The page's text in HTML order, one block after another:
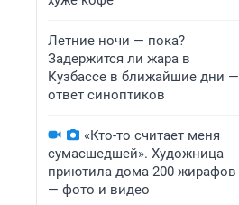
Летние ночи — пока?
Задержится ли жара в
Кузбассе в ближайшие дни —
ответ синоптиков
«Кто-то считает меня
сумасшедшей». Художница
приютила дома 200 жирафов
— фото и видео